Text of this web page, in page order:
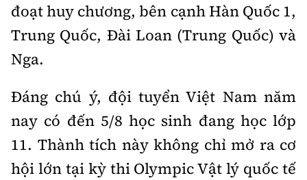
đoạt huy chương, bên cạnh Hàn Quốc 1,
Trung Quốc, Đài Loan (Trung Quốc) và
Nga.
Đáng chú ý, đội tuyển Việt Nam năm
nay có đến 5/8 học sinh đang học lớp
11. Thành tích này không chỉ mở ra cơ
hội lớn tại kỳ thi Olympic Vật lý quốc tế